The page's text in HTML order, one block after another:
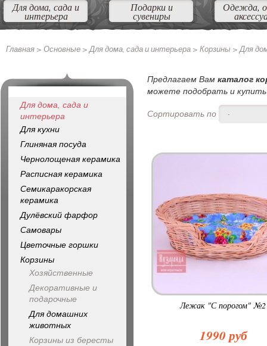
Для дома, сада и
интерьера
Подарки и
сувениры
Одежда,
Главная > Основные >Для дома, сада и интерьера > Корзины >Для
Предлагаем Вам каталог
можете подобрать и купить
Сортировать по
-
Лежак "С порогом" №2
1990 руб
Для дома, сада и
интерьера
Для кухни
Глиняная посуда
Чернолощеная керамика
Расписная керамика
Семикаракорская
керамика
Дулёвский фарфор
Самовары
Цветочные горшки
Корзины
Хозяйственные
Декоративные и
подарочные
Для домашних
животных
Корзины из бересты